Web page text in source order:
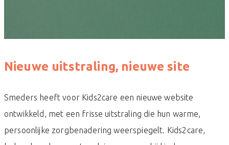
Nieuwe uitstraling, nieuwe site
Smeders heeft voor Kids2care een nieuwe website
ontwikkeld, met een frisse uitstraling die hun warme,
persoonlijke zorgbenadering weerspiegelt. Kids2care,